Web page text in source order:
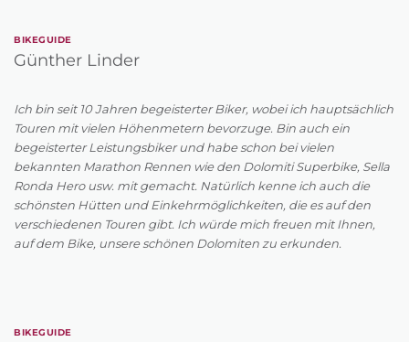
BIKEGUIDE
Günther Linder
Ich bin seit 10 Jahren begeisterter Biker, wobei ich hauptsächlich
Touren mit vielen Höhenmetern bevorzuge. Bin auch ein
begeisterter Leistungsbiker und habe schon bei vielen
bekannten Marathon Rennen wie den Dolomiti Superbike, Sella
Ronda Hero usw. mit gemacht. Natürlich kenne ich auch die
schönsten Hütten und Einkehrmöglichkeiten, die es auf den
verschiedenen Touren gibt. Ich würde mich freuen mit Ihnen,
auf dem Bike, unsere schönen Dolomiten zu erkunden.
BIKEGUIDE